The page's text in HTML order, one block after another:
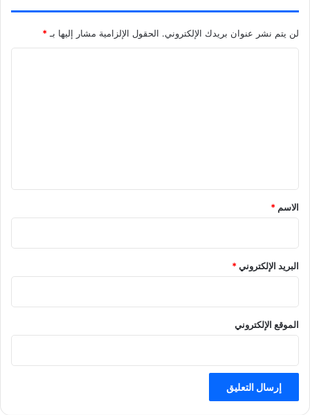
لن يتم نشر عنوان بريدك الإلكتروني. الحقول الإلزامية مشار إليها بـ*
الاسم *
البريد الإلكتروني*
الموقع الإلكتروني